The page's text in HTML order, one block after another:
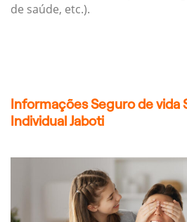
de saúde, etc.).
Informações Seguro de vida
Individual Jaboti